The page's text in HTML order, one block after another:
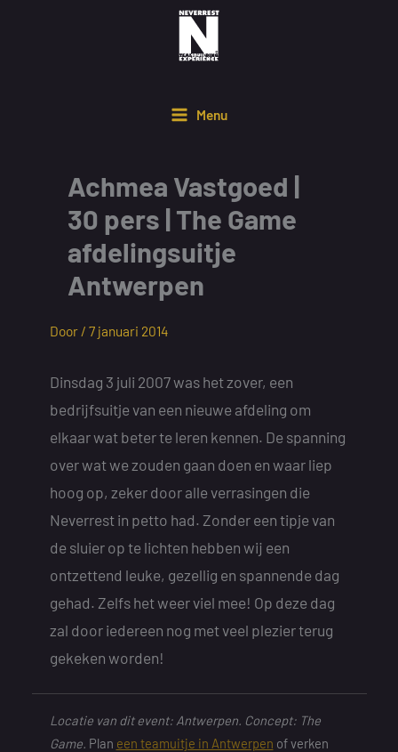
Menu
Achmea Vastgoed |
30 pers | The Game
afdelingsuitje
Antwerpen
Door / 7 januari 2014
Dinsdag 3 juli 2007 was het zover, een
bedrijfsuitje van een nieuwe afdeling om
elkaar wat beter te leren kennen. De spanning
over wat we zouden gaan doen en waar liep
hoog op, zeker door alle verrasingen die
Neverrest in petto had. Zonder een tipje van
de sluier op te lichten hebben wij een
ontzettend leuke, gezellig en spannende dag
gehad. Zelfs het weer viel mee! Op deze dag
zal door iedereen nog met veel plezier terug
gekeken worden!
Locatie van dit event: Antwerpen. Concept: The
Game. Plan een teamuitje in Antwerpen of verken